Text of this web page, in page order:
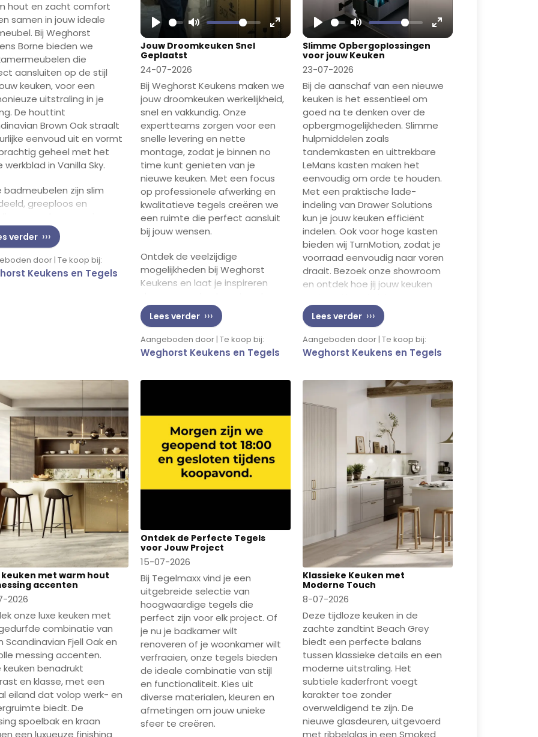
hout en zacht comfort
samen in jouw ideale
Bij Weghorst
Borne bieden we
die
aansluiten op de stijl
keuken, voor een
uitstraling in je
De houttint
Brown Oak straalt
eenvoud uit en vormt
geheel met het
werkblad in Vanilla Sky.
badmeubelen zijn slim
greeploos en
Kies voor een
ontwerp dat net zo
is als je keuken, en
van jouw momenten van
verder
door | Te koop bij:
Keukens en Tegels
Play Mute
Enter
fullscreen
Jouw Droomkeuken Snel
Geplaatst
24-07-2026
Bij Weghorst Keukens maken we
jouw droomkeuken werkelijkheid,
snel en vakkundig. Onze
expertteams zorgen voor een
snelle levering en nette
montage, zodat je binnen no
time kunt genieten van je
nieuwe keuken. Met een focus
op professionele afwerking en
kwalitatieve tegels creëren we
een ruimte die perfect aansluit
bij jouw wensen.
Ontdek de veelzijdige
mogelijkheden bij Weghorst
Keukens en laat je inspireren
designs.
Lees verder
Aangeboden door | Te koop bij:
Weghorst Keukens en Tegels
Play Mute
Enter
Slimme Opbergoplossingen
voor jouw Keuken
23-07-2026
Bij de aanschaf van een nieuwe
keuken is het essentieel om
goed na te denken over de
opbergmogelijkheden. Slimme
hulpmiddelen zoals
tandemkasten en uittrekbare
LeMans kasten maken het
eenvoudig om orde te houden.
Met een praktische lade-
indeling van Drawer Solutions
kun je jouw keuken efficiënt
indelen. Ook voor hoge kasten
bieden wij TurnMotion, zodat je
voorraad eenvoudig naar voren
draait. Bezoek onze showroom
en ontdek hoe jij jouw keuken
deze innovatieve oplossingen.
Lees verder
Aangeboden door | Te koop bij:
Weghorst Keukens en Tegels
keuken met warm hout
accenten
2026
onze luxe keuken met
combinatie van
Scandinavian Fjell Oak en
messing accenten.
keuken benadrukt
en klasse, met een
eiland dat volop werk- en
biedt. De
spoelbak en kraan
Ontdek de Perfecte Tegels
voor Jouw Project
15-07-2026
Bij Tegelmaxx vind je een
uitgebreide selectie van
hoogwaardige tegels die
perfect zijn voor elk project. Of
je nu je badkamer wilt
renoveren of je woonkamer wilt
verfraaien, onze tegels bieden
de ideale combinatie van stijl
en functionaliteit. Kies uit
diverse materialen, kleuren en
afmetingen om jouw unieke
sfeer te creëren.
Klassieke Keuken met
Moderne Touch
8-07-2026
Deze tijdloze keuken in de
zachte zandtint Beach Grey
biedt een perfecte balans
tussen klassieke details en een
moderne uitstraling. Het
subtiele kaderfront voegt
karakter toe zonder
overweldigend te zijn. De
nieuwe glasdeuren, uitgevoerd